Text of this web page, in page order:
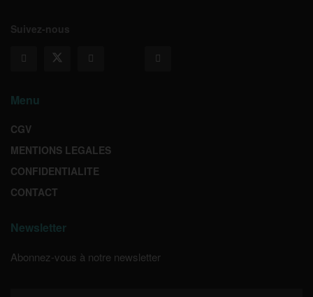
Suivez-nous
Menu
CGV
MENTIONS LEGALES
CONFIDENTIALITE
CONTACT
Newsletter
Abonnez-vous à notre newsletter